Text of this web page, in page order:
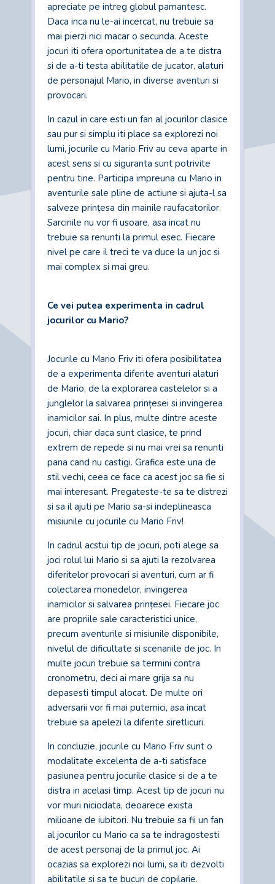
apreciate pe intreg globul pamantesc.
Daca inca nu le-ai incercat, nu trebuie sa
mai pierzi nici macar o secunda. Aceste
jocuri iti ofera oportunitatea de a te distra
si de a-ti testa abilitatile de jucator, alaturi
de personajul Mario, in diverse aventuri si
provocari.
In cazul in care esti un fan al jocurilor clasice
sau pur si simplu iti place sa explorezi noi
lumi, jocurile cu Mario Friv au ceva aparte in
acest sens si cu siguranta sunt potrivite
pentru tine. Participa impreuna cu Mario in
aventurile sale pline de actiune si ajuta-l sa
salveze prințesa din mainile raufacatorilor.
Sarcinile nu vor fi usoare, asa incat nu
trebuie sa renunti la primul esec. Fiecare
nivel pe care il treci te va duce la un joc si
mai complex si mai greu.
Ce vei putea experimenta in cadrul
jocurilor cu Mario?
Jocurile cu Mario Friv iti ofera posibilitatea
de a experimenta diferite aventuri alaturi
de Mario, de la explorarea castelelor si a
junglelor la salvarea prințesei si invingerea
inamicilor sai. In plus, multe dintre aceste
jocuri, chiar daca sunt clasice, te prind
extrem de repede si nu mai vrei sa renunti
pana cand nu castigi. Grafica este una de
stil vechi, ceea ce face ca acest joc sa fie si
mai interesant. Pregateste-te sa te distrezi
si sa il ajuti pe Mario sa-si indeplineasca
misiunile cu jocurile cu Mario Friv!
In cadrul acstui tip de jocuri, poti alege sa
joci rolul lui Mario si sa ajuti la rezolvarea
diferitelor provocari si aventuri, cum ar fi
colectarea monedelor, invingerea
inamicilor si salvarea prințesei. Fiecare joc
are propriile sale caracteristici unice,
precum aventurile si misiunile disponibile,
nivelul de dificultate si scenariile de joc. In
multe jocuri trebuie sa termini contra
cronometru, deci ai mare grija sa nu
depasesti timpul alocat. De multe ori
adversarii vor fi mai puternici, asa incat
trebuie sa apelezi la diferite siretlicuri.
In concluzie, jocurile cu Mario Friv sunt o
modalitate excelenta de a-ti satisface
pasiunea pentru jocurile clasice si de a te
distra in acelasi timp. Acest tip de jocuri nu
vor muri niciodata, deoarece exista
milioane de iubitori. Nu trebuie sa fii un fan
al jocurilor cu Mario ca sa te indragostesti
de acest personaj de la primul joc. Ai
ocazias sa explorezi noi lumi, sa iti dezvolti
abilitatile si sa te bucuri de copilarie.